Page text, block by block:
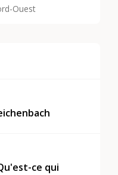
Ouest
ce qui